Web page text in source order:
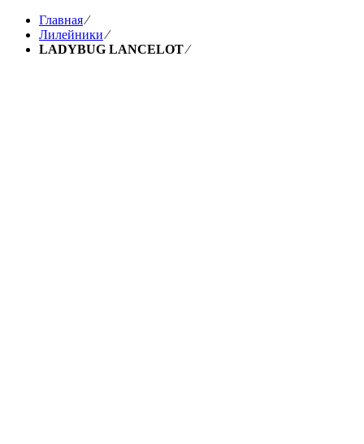
Главная⁄
Лилейники⁄
LADYBUG LANCELOT⁄